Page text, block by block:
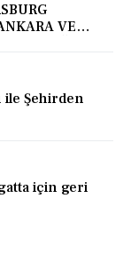
VE
ile Şehirden
için geri